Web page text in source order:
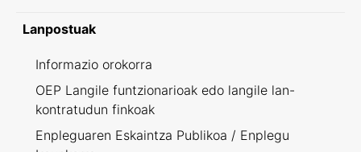
Lanpostuak
Informazio orokorra
OEP Langile funtzionarioak edo langile lan-
kontratudun finkoak
Enpleguaren Eskaintza Publikoa / Enplegu